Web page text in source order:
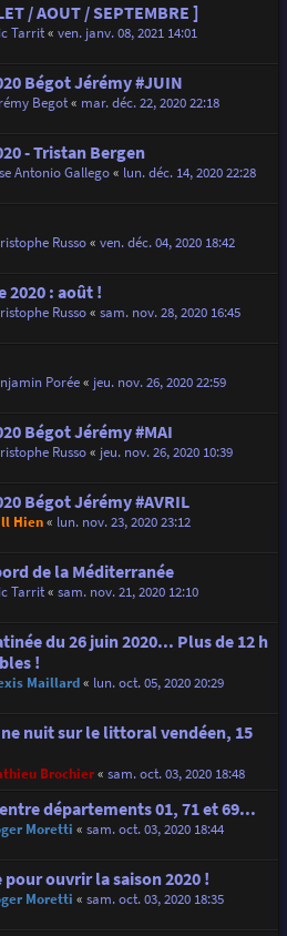
/ AOUT / SEPTEMBRE ]
Tarrit« ven. janv. 08, 2021 14:01
Bégot Jérémy #JUIN
Begot« mar. déc. 22, 2020 22:18
- Tristan Bergen
Antonio Gallego« lun. déc. 14, 2020 22:28
Russo« ven. déc. 04, 2020 18:42
2020 : août !
Russo« sam. nov. 28, 2020 16:45
Porée« jeu. nov. 26, 2020 22:59
Bégot Jérémy #MAI
Russo« jeu. nov. 26, 2020 10:39
Bégot Jérémy #AVRIL
Hien« lun. nov. 23, 2020 23:12
de la Méditerranée
Tarrit« sam. nov. 21, 2020 12:10
du 26 juin 2020... Plus de 12 h
!
Maillard« lun. oct. 05, 2020 20:29
nuit sur le littoral vendéen, 15
Brochier« sam. oct. 03, 2020 18:48
départements 01, 71 et 69...
Moretti « sam. oct. 03, 2020 18:44
pour ouvrir la saison 2020 !
Moretti « sam. oct. 03, 2020 18:35